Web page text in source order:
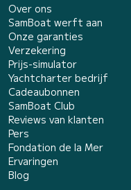
Over ons
SamBoat werft aan
Onze garanties
Verzekering
Prijs-simulator
Yachtcharter bedrijf
Cadeaubonnen
SamBoat Club
Reviews van klanten
Pers
Fondation de la Mer
Ervaringen
Blog